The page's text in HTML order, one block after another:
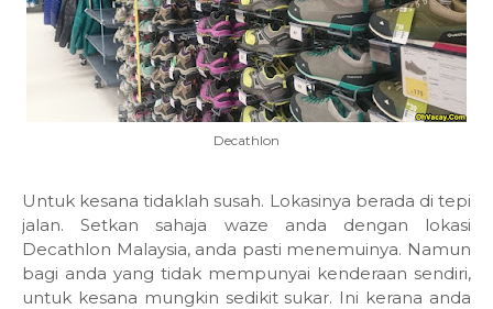
Decathlon
Untuk kesana tidaklah susah. Lokasinya berada di tepi
jalan. Setkan sahaja waze anda dengan lokasi
Decathlon Malaysia, anda pasti menemuinya. Namun
bagi anda yang tidak mempunyai kenderaan sendiri,
untuk kesana mungkin sedikit sukar. Ini kerana anda